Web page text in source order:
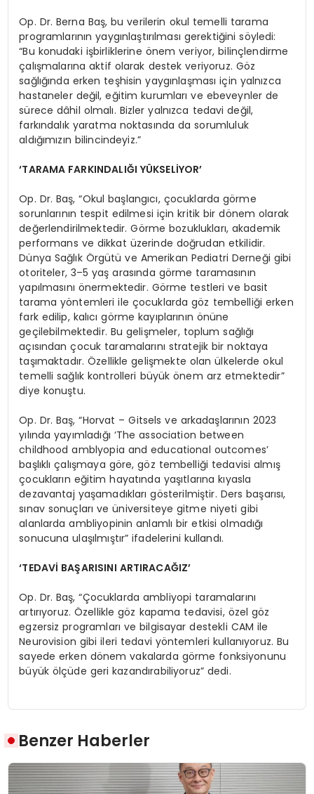
Op. Dr. Berna Baş, bu verilerin okul temelli tarama
programlarının yaygınlaştırılması gerektiğini söyledi:
“Bu konudaki işbirliklerine önem veriyor, bilinçlendirme
çalışmalarına aktif olarak destek veriyoruz. Göz
sağlığında erken teşhisin yaygınlaşması için yalnızca
hastaneler değil, eğitim kurumları ve ebeveynler de
sürece dâhil olmalı. Bizler yalnızca tedavi değil,
farkındalık yaratma noktasında da sorumluluk
aldığımızın bilincindeyiz.”
‘TARAMA FARKINDALIĞI YÜKSELİYOR’
Op. Dr. Baş, “Okul başlangıcı, çocuklarda görme
sorunlarının tespit edilmesi için kritik bir dönem olarak
değerlendirilmektedir. Görme bozuklukları, akademik
performans ve dikkat üzerinde doğrudan etkilidir.
Dünya Sağlık Örgütü ve Amerikan Pediatri Derneği gibi
otoriteler, 3–5 yaş arasında görme taramasının
yapılmasını önermektedir. Görme testleri ve basit
tarama yöntemleri ile çocuklarda göz tembelliği erken
fark edilip, kalıcı görme kayıplarının önüne
geçilebilmektedir. Bu gelişmeler, toplum sağlığı
açısından çocuk taramalarını stratejik bir noktaya
taşımaktadır. Özellikle gelişmekte olan ülkelerde okul
temelli sağlık kontrolleri büyük önem arz etmektedir”
diye konuştu.
Op. Dr. Baş, “Horvat – Gitsels ve arkadaşlarının 2023
yılında yayımladığı ‘The association between
childhood amblyopia and educational outcomes’
başlıklı çalışmaya göre, göz tembelliği tedavisi almış
çocukların eğitim hayatında yaşıtlarına kıyasla
dezavantaj yaşamadıkları gösterilmiştir. Ders başarısı,
sınav sonuçları ve üniversiteye gitme niyeti gibi
alanlarda ambliyopinin anlamlı bir etkisi olmadığı
sonucuna ulaşılmıştır” ifadelerini kullandı.
‘TEDAVİ BAŞARISINI ARTIRACAĞIZ’
Op. Dr. Baş, “Çocuklarda ambliyopi taramalarını
artırıyoruz. Özellikle göz kapama tedavisi, özel göz
egzersiz programları ve bilgisayar destekli CAM ile
Neurovision gibi ileri tedavi yöntemleri kullanıyoruz. Bu
sayede erken dönem vakalarda görme fonksiyonunu
büyük ölçüde geri kazandırabiliyoruz” dedi.
Benzer Haberler